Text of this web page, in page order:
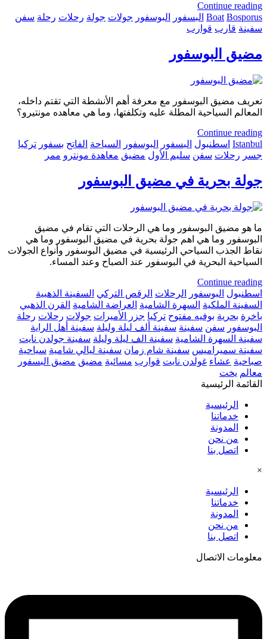
Continue reading
Boat Bosporus البسفور البوسفور جولات جولة رحلات رحلة سفن
سفينة قارب قوارب
مضيق البوسفور
تعريف مضيق البوسفور مع معرفة أهم الأنشطة التي تقتم داخله،
المعالم السياحية المطلة عليه وتكلفتها، وما هي معاهده مونتيرو؟
Continue reading
Istanbul اسطنبول البسفور البوسفور السياحة الفاتح بسفور تركيا
جسر رحلات سفن سليم الأول مضيق معاهدة مونترو ممر
جولة بحرية في مضيق البوسفور
ما هو مضيق البوسفور وما هي الرحلات التي تقام في مضيق
البوسفور وما هي اهم جولة بحرية في مضيق البوسفور وما هي
نقاط الجذب السياحي الرئيسية في مضيق البوسفور وأنواع الجولات
السياحية البحرية في البوسفور عند الصباح وعند المساء.
Continue reading
اسطنبول البوسفور الرحلات الرقص التركي السفينة الذهبية
السفينة الملكية السهرة الشامية العراضة الشامية القرن الذهبي
باخرة بحرية بوفيه مفتوح تركيا جزر الأميرات جولات رحلات رحلة
البوسفور سفن سفينة سفينة ألف ليلة وليلة سفينة أهل الراية
سفينة السهرة الشامية سفينة الف ليلة وليلة سفينة جولدن نايت
سفينة سميراميس سفينة شام زمان سفينة ليالي شامية سياحية
صباحية عشاء غولدن نايت قوارب مسائية مضيق مضيق البسفور
معالم يخت
القائمة الرئيسية
الرئيسية
خدماتنا
المدونة
من نحن
اتصل بنا
×
الرئيسية
خدماتنا
المدونة
من نحن
اتصل بنا
معلومات الاتصال